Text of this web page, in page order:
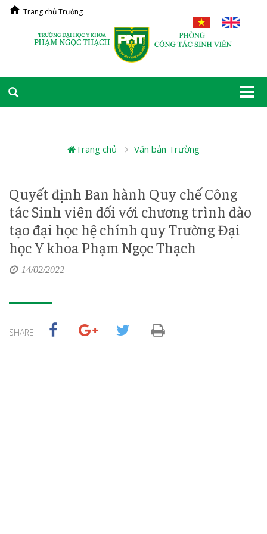
Trang chủ Trường
Trang chủ Văn bản Trường
Quyết định Ban hành Quy chế Công
tác Sinh viên đối với chương trình đào
tạo đại học hệ chính quy Trường Đại
học Y khoa Phạm Ngọc Thạch
14/02/2022
SHARE